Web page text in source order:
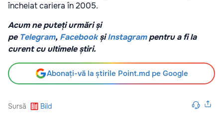
încheiat cariera în 2005.
Acum ne puteți urmări și
pe Telegram, FacebookșiInstagrampentru a fi la
curent cu ultimele știri.
Abonați-vă la știrile Point.md pe Google
Sursă Bild